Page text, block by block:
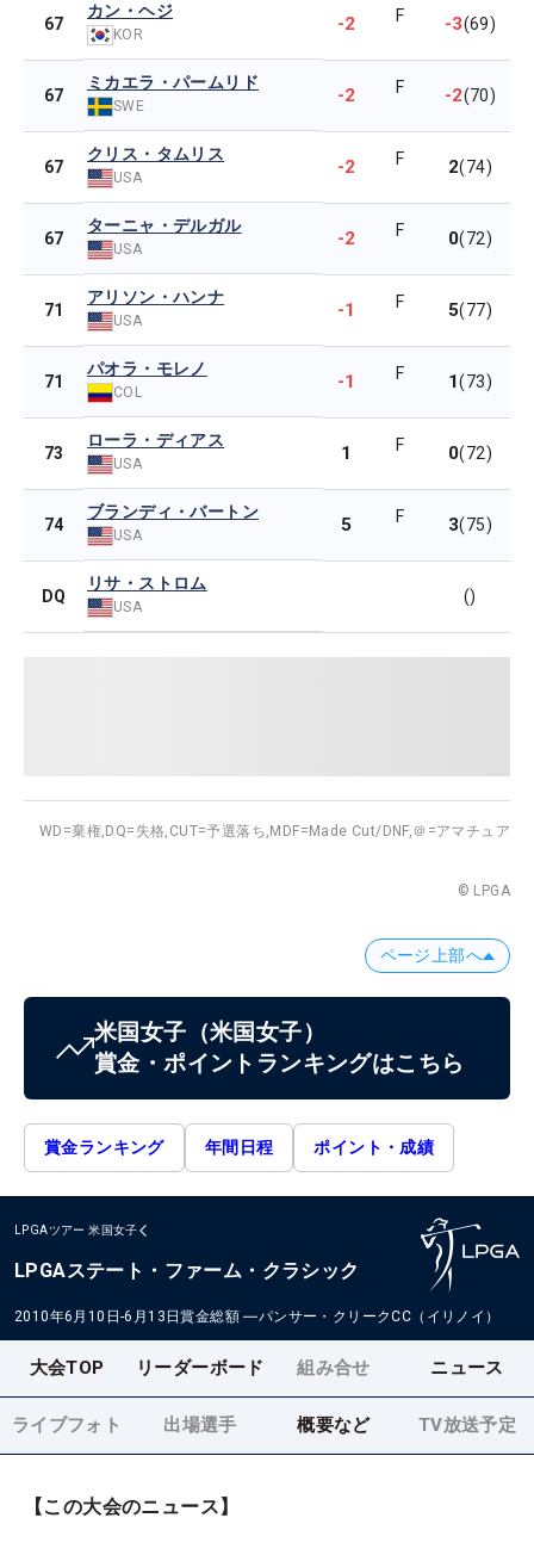
67
カン・ヘジ
KOR -2 F -3(69)
67
ミカエラ・パームリド
SWE -2 F -2(70)
67
クリス・タムリス
USA -2 F 2(74)
67
ターニャ・デルガル
USA -2 F 0(72)
71
アリソン・ハンナ
USA -1 F 5(77)
71
パオラ・モレノ
COL -1 F 1(73)
73
ローラ・ディアス
USA 1 F 0(72)
74
ブランディ・バートン
USA 5 F 3(75)
DQ
リサ・ストロム
USA
()
WD=棄権, DQ=失格, CUT=予選落ち, MDF=Made Cut/DNF,＠=アマチュア
© LPGA
ページ上部へ
米国女子 （米国女子）
賞金・ポイントランキングはこちら
賞金ランキング 年間日程 ポイント・成績
LPGAツアー 米国女子
LPGAステート・ファーム・クラシック
2010年6月10日-6月13日賞金総額 ―パンサー・クリークCC（イリノイ）
大会TOP リーダーボード 組み合せ ニュース
ライブフォト 出場選手 概要など TV放送予定
【この大会のニュース】